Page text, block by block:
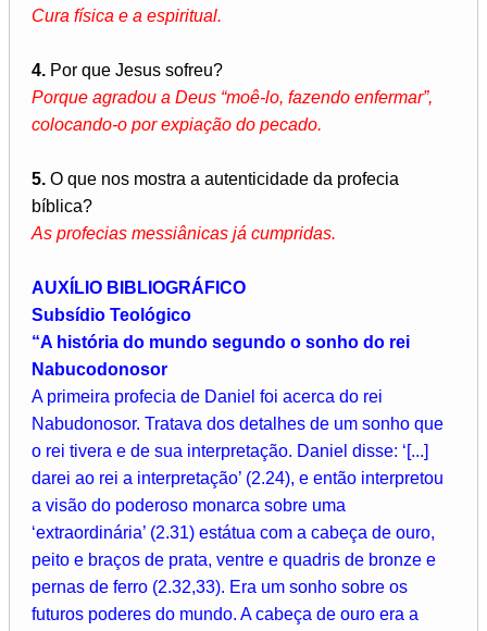
Cura física e a espiritual.
4. Por que Jesus sofreu?
Porque agradou a Deus “moê-lo, fazendo enfermar”,
colocando-o por expiação do pecado.
5. O que nos mostra a autenticidade da profecia
bíblica?
As profecias messiânicas já cumpridas.
AUXÍLIO BIBLIOGRÁFICO
Subsídio Teológico
“A história do mundo segundo o sonho do rei
Nabucodonosor
A primeira profecia de Daniel foi acerca do rei
Nabudonosor. Tratava dos detalhes de um sonho que
o rei tivera e de sua interpretação. Daniel disse: ‘[...]
darei ao rei a interpretação’ (2.24), e então interpretou
a visão do poderoso monarca sobre uma
‘extraordinária’ (2.31) estátua com a cabeça de ouro,
peito e braços de prata, ventre e quadris de bronze e
pernas de ferro (2.32,33). Era um sonho sobre os
futuros poderes do mundo. A cabeça de ouro era a